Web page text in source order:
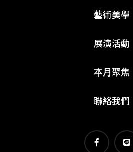
藝術美學
展演活動
本月聚焦
聯絡我們